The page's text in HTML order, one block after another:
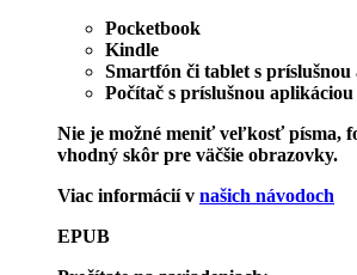
Pocketbook
Kindle
Smartfón či tablet s príslušnou
Počítač s príslušnou aplikáciou
Nie je možné meniť veľkosť písma,
vhodný skôr pre väčšie obrazovky.
Viac informácií v našich návodoch
EPUB